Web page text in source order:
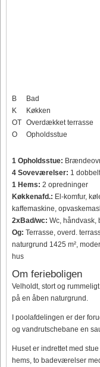
B
Bad
K
Køkken
OT Overdækket terrasse
O
Opholdsstue
1 Opholdsstue:
4 Soveværelser: 1
1 Hems: 2 opredninger
Køkkenafd.: El-komfur,
kaffemaskine,
2xBad/wc: Wc, håndvask,
Og: Terrasse, overd.
naturgrund 1425 m²,
hus
Om ferieboligen
Velholdt, stort og
på en åben naturgrund.
I poolafdelingen er der
og vandrutschebane en
Huset er indrettet med
hems, to badeværelser